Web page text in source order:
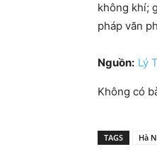
không khí;
pháp văn
Nguồn: Lý
Không có
TAGS Hà